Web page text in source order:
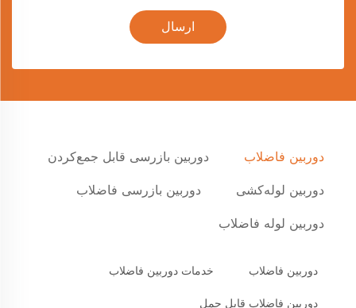
ارسال
دوربین فاضلاب دوربین بازرسی قابل جمع‌کردن
دوربین لوله‌کشی دوربین بازرسی فاضلاب
دوربین لوله فاضلاب
دوربین فاضلاب خدمات دوربین فاضلاب
دوربین فاضلاب قابل حمل